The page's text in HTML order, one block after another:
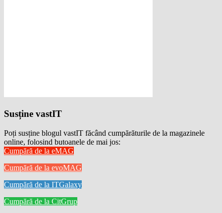
Susține vastIT
Poți susține blogul vastIT făcând cumpărăturile de la magazinele
online, folosind butoanele de mai jos:
Cumpără de la eMAG
Cumpără de la evoMAG
Cumpără de la ITGalaxy
Cumpără de la CitGrup